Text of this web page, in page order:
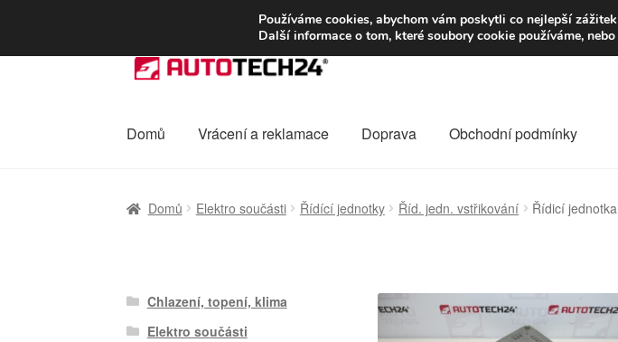
DOPRAVA od 139,-Kč
Přeskočit
na
Přejít
webu
Domů Vrácení a reklamace Doprava Obchodní podmínky
Domů Elektro součásti Řídící jednotky Říd. jedn. vstřikování Řídicí
Chlazení, topení, klima
Elektro součásti
Používáme cookies, abychom vám poskytli co nejlepší
Další informace o tom, které soubory cookie používáme,